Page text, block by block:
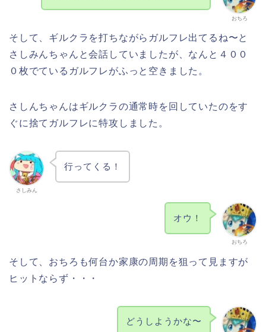
おちろ
そして、ギルクラを打ちながらガルフレ出てるね〜と
さしみんちゃんと会話していましたが、なんと４００
０枚でているガルフレがふっと空きました。
さしんちゃんはギルクラの通常時を回していたのをす
ぐに捨てガルフレに特攻しました。
さしみん
行ってくる！
おちろ
オウ！
そして、おちろも何台か家康の周期を狙って見ますが
ヒットならず・・・
どうしようかな〜